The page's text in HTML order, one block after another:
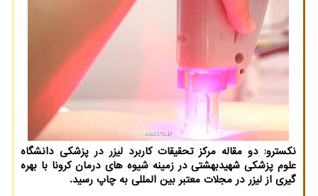
نكسترو: دو مقاله مركز تحقیقات كاربرد لیزر در پزشكی دانشگاه
علوم پزشكی شهیدبهشتی در زمینه شیوه های درمان كرونا با بهره
گیری از لیزر در مجلات معتبر بین المللی به چاپ رسید.